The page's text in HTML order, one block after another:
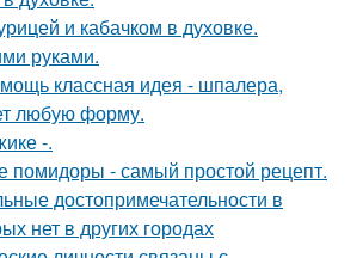
и кабачком в духовке.
руками.
классная идея - шпалера,
любую форму.
-.
помидоры - самый простой рецепт.
достопримечательности в
нет в других городах